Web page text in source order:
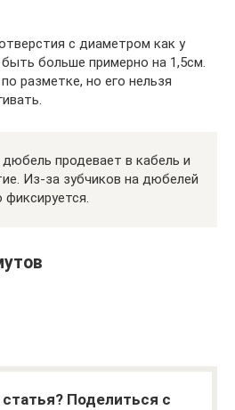
с диаметром как у
больше примерно на 1,5см.
разметке, но его нельзя
продевает в кабель и
Из-за зубчиков на дюбелей
фиксируется.
Поделиться с